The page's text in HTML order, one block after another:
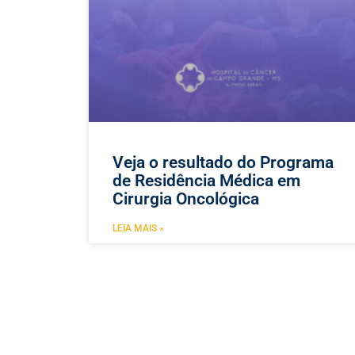
Veja o resultado do Programa
de Residência Médica em
Cirurgia Oncológica
LEIA MAIS »